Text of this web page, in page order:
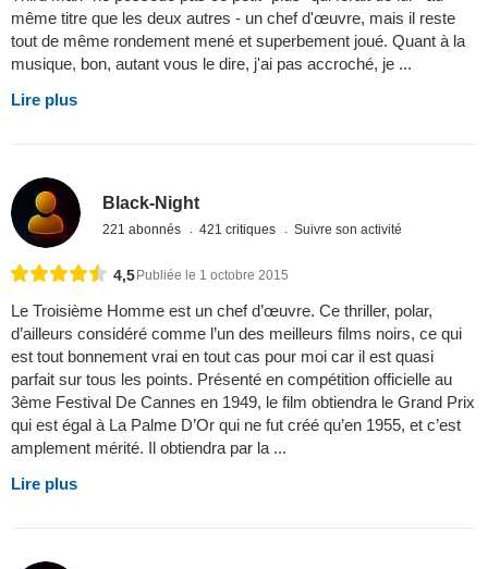
même titre que les deux autres - un chef d'œuvre, mais il reste
tout de même rondement mené et superbement joué. Quant à la
musique, bon, autant vous le dire, j'ai pas accroché, je ...
Lire plus
Black-Night
221 abonnés 421 critiques Suivre son activité
4,5Publiée le 1 octobre 2015
Le Troisième Homme est un chef d’œuvre. Ce thriller, polar,
d’ailleurs considéré comme l’un des meilleurs films noirs, ce qui
est tout bonnement vrai en tout cas pour moi car il est quasi
parfait sur tous les points. Présenté en compétition officielle au
3ème Festival De Cannes en 1949, le film obtiendra le Grand Prix
qui est égal à La Palme D’Or qui ne fut créé qu’en 1955, et c’est
amplement mérité. Il obtiendra par la ...
Lire plus